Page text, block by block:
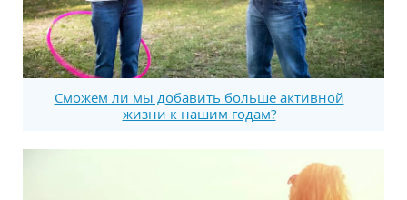
Сможем ли мы добавить больше активной
жизни к нашим годам?